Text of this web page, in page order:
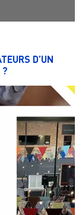
D’UN
?